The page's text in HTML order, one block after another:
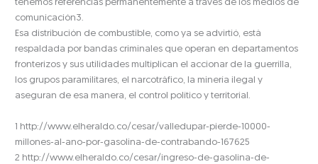
tenemos referencias permanentemente a través de los medios de
comunicación3.
Esa distribución de combustible, como ya se advirtió, está
respaldada por bandas criminales que operan en departamentos
fronterizos y sus utilidades multiplican el accionar de la guerrilla,
los grupos paramilitares, el narcotráfico, la minería ilegal y
aseguran de esa manera, el control político y territorial.
1 http://www.elheraldo.co/cesar/valledupar-pierde-10000-
millones-al-ano-por-gasolina-de-contrabando-167625
2 http://www.elheraldo.co/cesar/ingreso-de-gasolina-de-